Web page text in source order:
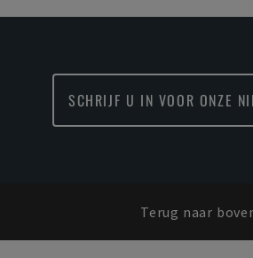
SCHRIJF U IN VOOR ONZE
Terug naar